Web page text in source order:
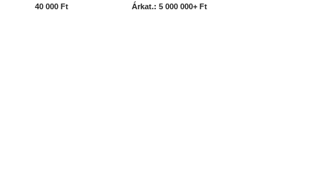
40 000 Ft
Árkat.: 5 000 000+ Ft